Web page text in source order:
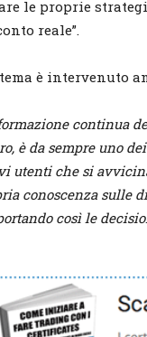
le proprie
reale”.
è intervenuto
continua
è da sempre uno
utenti che si
conoscenza sulle
così le